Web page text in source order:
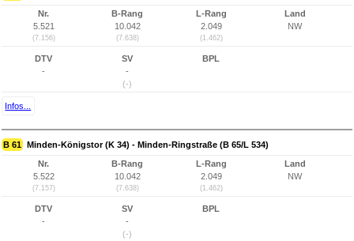
Nr.
5.521
(7.156)
B-Rang
10.042
(7.638)
L-Rang
2.049
(1.462)
Land
NW
DTV
-
SV
-
(-)
BPL
Infos...
B 61 Minden-Königstor (K 34) - Minden-Ringstraße (B 65/L 534)
Nr.
5.522
(7.157)
B-Rang
10.042
(7.638)
L-Rang
2.049
(1.462)
Land
NW
DTV
-
SV
-
(-)
BPL